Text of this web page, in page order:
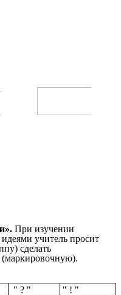
При изучении
учитель просит
сделать
" ? "
" ! "